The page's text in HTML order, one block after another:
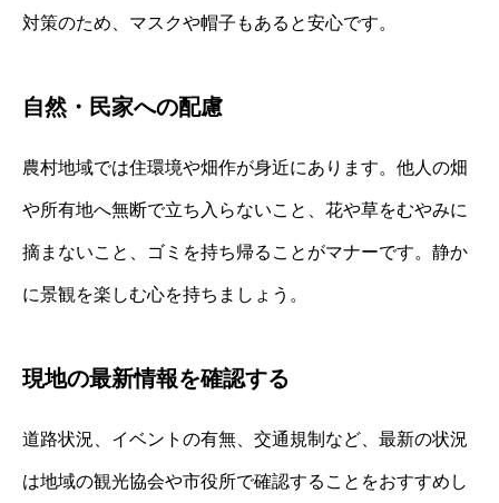
対策のため、マスクや帽子もあると安心です。
自然・民家への配慮
農村地域では住環境や畑作が身近にあります。他人の畑
や所有地へ無断で立ち入らないこと、花や草をむやみに
摘まないこと、ゴミを持ち帰ることがマナーです。静か
に景観を楽しむ心を持ちましょう。
現地の最新情報を確認する
道路状況、イベントの有無、交通規制など、最新の状況
は地域の観光協会や市役所で確認することをおすすめし